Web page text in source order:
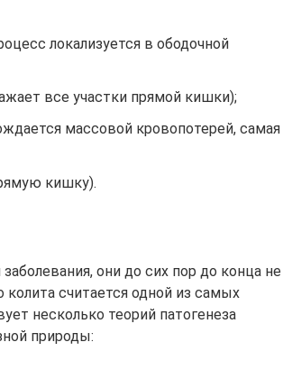
локализуется в ободочной
все участки прямой кишки);
массовой кровопотерей, самая
кишку).
они до сих пор до конца не
считается одной из самых
несколько теорий патогенеза
природы: